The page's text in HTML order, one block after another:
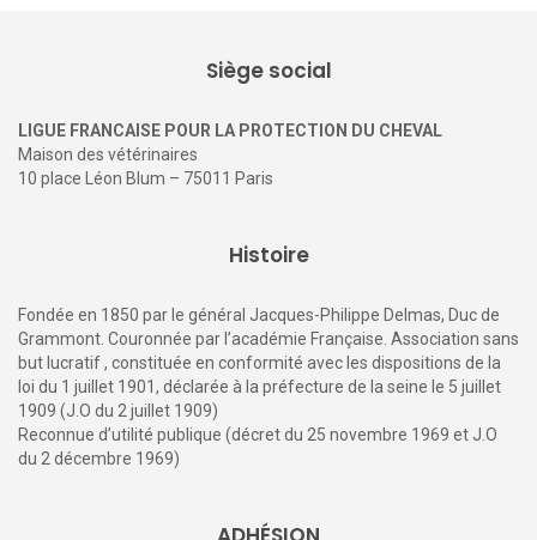
Et si le bien-être des chevaux ne se jouait pas seulement
dans la taille du paddock, mais dans ce qui est mis à leur
suggère que quelques éléments